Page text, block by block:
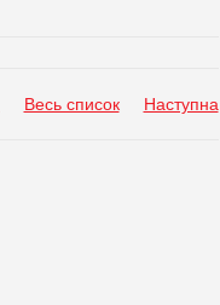
Весь список Наступна